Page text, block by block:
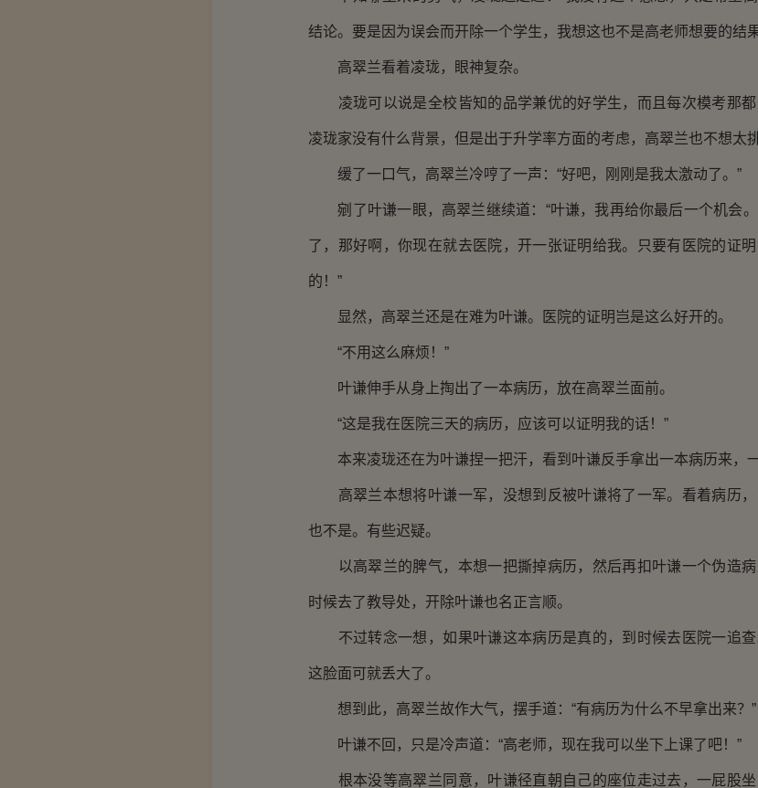
结论。要是因为误会而开除一个学生，我想这也不是高老师想要的结
高翠兰看着凌珑，眼神复杂。
凌珑可以说是全校皆知的品学兼优的好学生，而且每次模考那都
凌珑家没有什么背景，但是出于升学率方面的考虑，高翠兰也不想太
缓了一口气，高翠兰冷哼了一声：“好吧，刚刚是我太激动了。”
剜了叶谦一眼，高翠兰继续道：“叶谦，我再给你最后一个机会
了，那好啊，你现在就去医院，开一张证明给我。只要有医院的证
的！”
显然，高翠兰还是在难为叶谦。医院的证明岂是这么好开的。
“不用这么麻烦！”
叶谦伸手从身上掏出了一本病历，放在高翠兰面前。
“这是我在医院三天的病历，应该可以证明我的话！”
本来凌珑还在为叶谦捏一把汗，看到叶谦反手拿出一本病历来，一
高翠兰本想将叶谦一军，没想到反被叶谦将了一军。看着病历，
也不是。有些迟疑。
以高翠兰的脾气，本想一把撕掉病历，然后再扣叶谦一个伪造病
时候去了教导处，开除叶谦也名正言顺。
不过转念一想，如果叶谦这本病历是真的，到时候去医院一追查
这脸面可就丢大了。
想到此，高翠兰故作大气，摆手道：“有病历为什么不早拿出来？”
叶谦不回，只是冷声道：“高老师，现在我可以坐下上课了吧！”
根本没等高翠兰同意，叶谦径直朝自己的座位走过去，一屁股坐